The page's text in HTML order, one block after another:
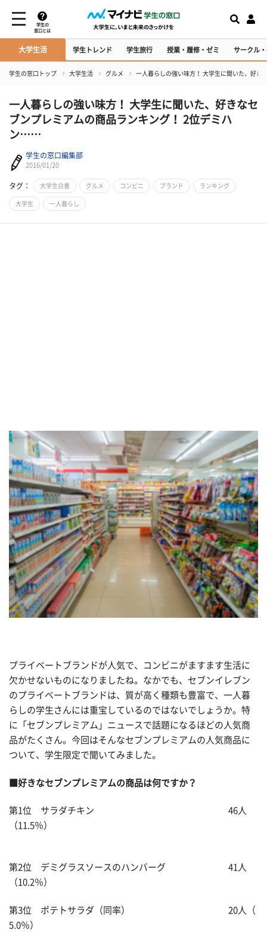
学生の
窓口とは
大学生活 学生トレンド 学生旅行 授業・履修・ゼミ サークル
学生の窓口トップ 大学生活 グルメ 一人暮らしの強い味方！ 大学生に聞いた、好
一人暮らしの強い味方！ 大学生に聞いた、好きなセ
ブンプレミアムの商品ランキング！ 2位デミハ
ン……
学生の窓口編集部
2016/01/20
タグ： 大学生白書 グルメ コンビニ ブランド ランキング
大学生 一人暮らし
プライベートブランドが人気で、コンビニがますます生活に
欠かせないものになりましたね。なかでも、セブンイレブン
のプライベートブランドは、質が高く種類も豊富で、一人暮
らしの学生さんには重宝しているのではないでしょうか。特
に「セブンプレミアム」ニュースで話題になるほどの人気商
品がたくさん。今回はそんなセブンプレミアムの人気商品に
ついて、学生限定で聞いてみました。
■好きなセブンプレミアムの商品は何ですか？
第1位 サラダチキン 46人
（11.5％）
第2位 デミグラスソースのハンバーグ 41人
（10.2％）
第3位 ポテトサラダ（同率） 20人（
5.0％）